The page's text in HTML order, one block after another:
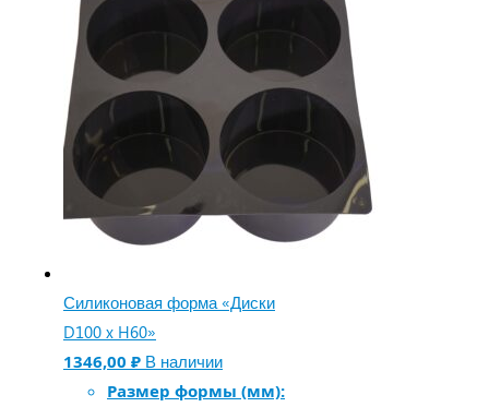
Силиконовая форма «Диски
D100 x H60»
1346,00 ₽ В наличии
Размер формы (мм):